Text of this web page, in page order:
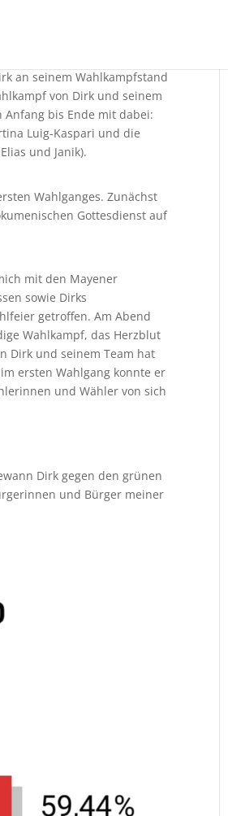
an seinem Wahlkampfstand
von Dirk und seinem
Anfang bis Ende mit dabei:
Luig-Kaspari und die
und Janik).
Wahlganges. Zunächst
Gottesdienst auf
mit den Mayener
sowie Dirks
getroffen. Am Abend
Wahlkampf, das Herzblut
Dirk und seinem Team hat
ersten Wahlgang konnte er
und Wähler von sich
Dirk gegen den grünen
und Bürger meiner